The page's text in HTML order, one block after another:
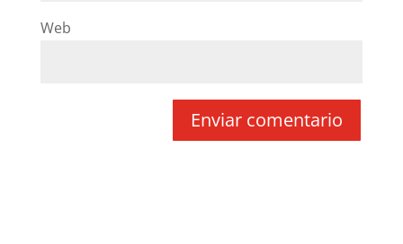
Web